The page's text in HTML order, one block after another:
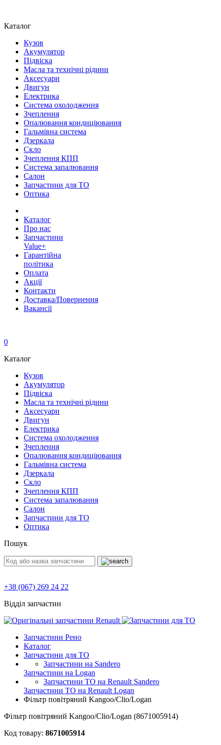
Каталог
Кузов
Акумулятор
Підвіска
Масла та технічні рідини
Аксесуари
Двигун
Електрика
Система охолодження
Зчеплення
Опалювання кондиціювання
Гальмівна система
Дзеркала
Скло
Зчеплення КПП
Система запалювання
Салон
Запчастини для ТО
Оптика
Каталог
Про нас
Запчастини
Value+
Гарантійна
політика
Оплата
Акції
Контакти
Доставка/Повернення
Вакансії
0
Каталог
Кузов
Акумулятор
Підвіска
Масла та технічні рідини
Аксесуари
Двигун
Електрика
Система охолодження
Зчеплення
Опалювання кондиціювання
Гальмівна система
Дзеркала
Скло
Зчеплення КПП
Система запалювання
Салон
Запчастини для ТО
Оптика
Пошук
+38 (067) 269 24 22
Відділ запчастин
Запчастини Рено
Каталог
Запчастини для ТО
Запчастини на Sandero
Запчастини на Logan
Запчастини ТО на Renault Sandero
Запчастини ТО на Renault Logan
Фільтр повітряний Kangoo/Clio/Logan
Фільтр повітряний Kangoo/Clio/Logan (8671005914)
Код товару: 8671005914